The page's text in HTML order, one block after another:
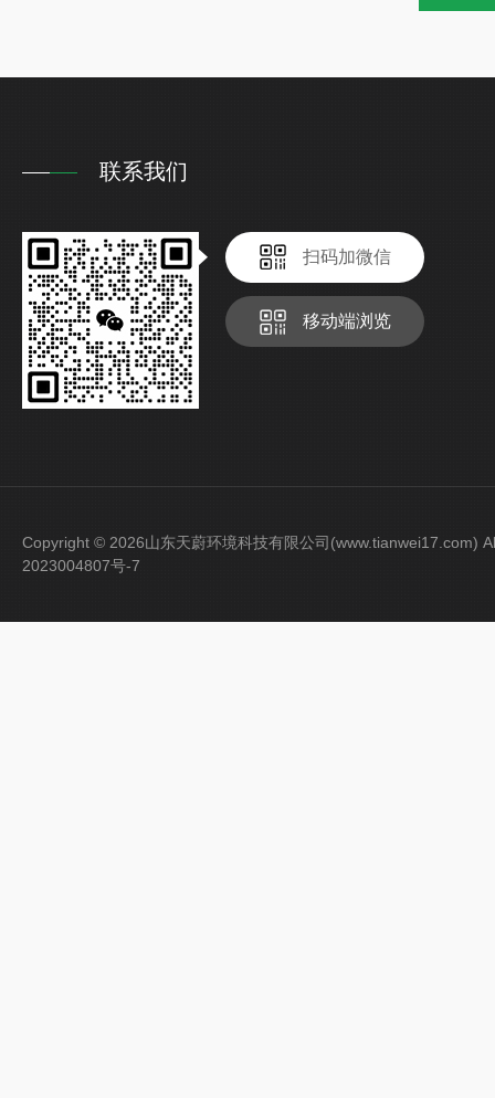
联系我们
扫码加微信
移动端浏览
Copyright © 2026山东天蔚环境科技有限公司(www.tianwei17.com)
2023004807号-7